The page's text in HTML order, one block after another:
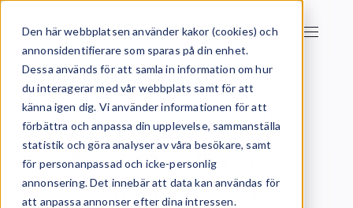
Den här webbplatsen använder kakor (cookies) och
annonsidentifierare som sparas på din enhet.
Dessa används för att samla in information om hur
du interagerar med vår webbplats samt för att
känna igen dig. Vi använder informationen för att
förbättra och anpassa din upplevelse, sammanställa
statistik och göra analyser av våra besökare, samt
för personanpassad och icke-personlig
annonsering. Det innebär att data kan användas för
att anpassa annonser efter dina intressen.
Startsida Business Intelligence QlikView
Navigera framåt
faktabaserat